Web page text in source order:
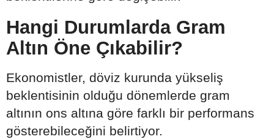
Hangi Durumlarda Gram
Altın Öne Çıkabilir?
Ekonomistler, döviz kurunda yükseliş
beklentisinin olduğu dönemlerde gram
altının ons altına göre farklı bir performans
gösterebileceğini belirtiyor.